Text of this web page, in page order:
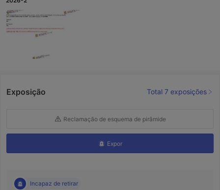
Exposição Total 7 exposições
Reclamação de esquema de pirâmide
Expor
Incapaz de retirar